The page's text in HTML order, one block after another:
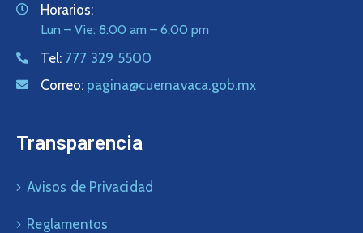
Horarios:
Lun – Vie: 8:00 am – 6:00 pm
Tel: 777 329 5500
Correo: pagina@cuernavaca.gob.mx
Transparencia
Avisos de Privacidad
Reglamentos